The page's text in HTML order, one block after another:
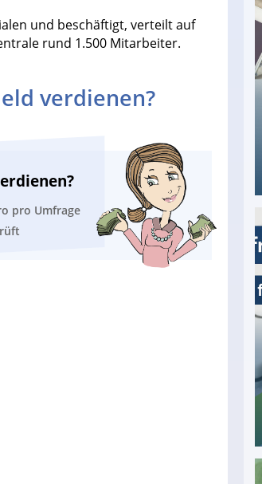
und beschäftigt, verteilt auf
rund 1.500 Mitarbeiter.
verdienen?
pro Umfrage
verdienen als Tagger für Netflix